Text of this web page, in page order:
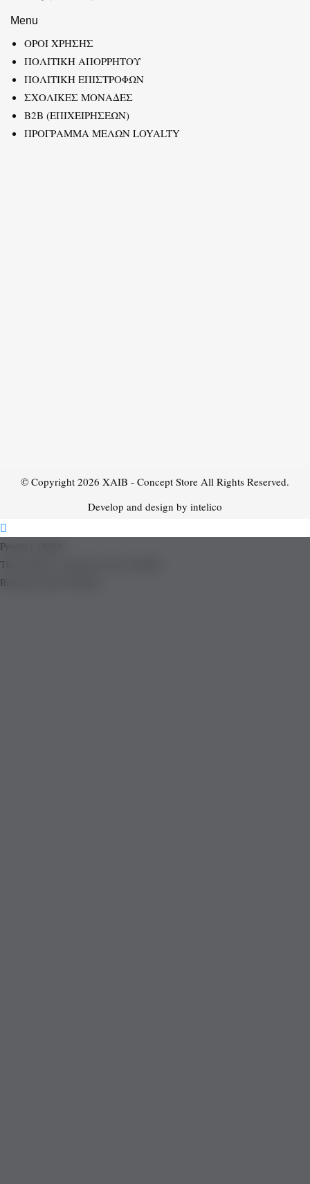
Menu
ΟΡΟΙ ΧΡΗΣΗΣ
ΠΟΛΙΤΙΚΗ ΑΠΟΡΡΗΤΟΥ
ΠΟΛΙΤΙΚΗ ΕΠΙΣΤΡΟΦΩΝ
ΣΧΟΛΙΚΕΣ ΜΟΝΑΔΕΣ
B2B (ΕΠΙΧΕΙΡΗΣΕΩΝ)
ΠΡΟΓΡΑΜΜΑ ΜΕΛΩΝ LOYALTY
© Copyright 2026 XAIB - Concept Store All Rights Reserved.
Develop and design by intelico
Product added!
The product is already in the wishlist!
Removed from Wishlist